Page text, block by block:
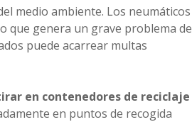
medio ambiente. Los neumáticos
que genera un grave problema de
puede acarrear multas
en contenedores de reciclaje
en puntos de recogida